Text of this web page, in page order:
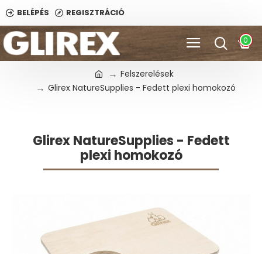
BELÉPÉS REGISZTRÁCIÓ
0
Felszerelések
Glirex NatureSupplies - Fedett plexi homokozó
Glirex NatureSupplies - Fedett
plexi homokozó